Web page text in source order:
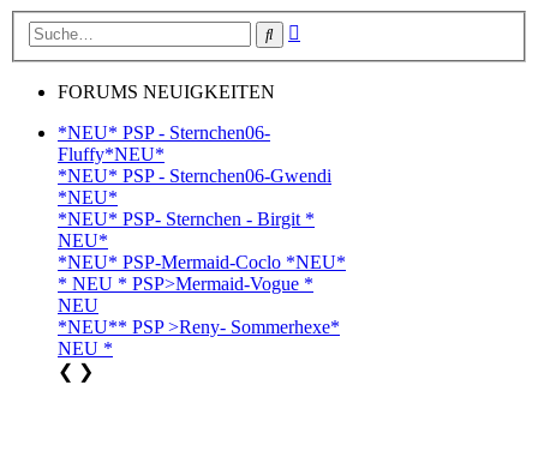
Suche
FORUMS NEUIGKEITEN
*NEU* PSP - Sternchen06-
Fluffy*NEU*
*NEU* PSP - Sternchen06-Gwendi
*NEU*
*NEU* PSP- Sternchen - Birgit *
NEU*
*NEU* PSP-Mermaid-Coclo *NEU*
* NEU * PSP>Mermaid-Vogue *
NEU
*NEU** PSP >Reny- Sommerhexe*
NEU *
❮ ❯